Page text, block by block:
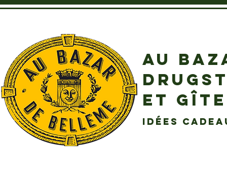
AU
ET
idées